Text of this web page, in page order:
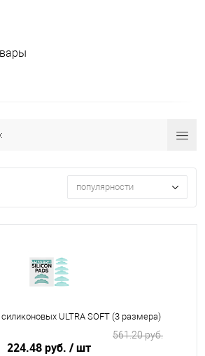
популярности
ULTRA SOFT (3 размера)
224.48 руб. / шт
561.20 руб.